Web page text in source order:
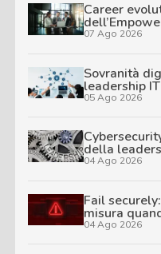
Career
07 Ago 2026
Sovranità
leadership IT
05 Ago 2026
della
04 Ago 2026
Fail
misura
04 Ago 2026